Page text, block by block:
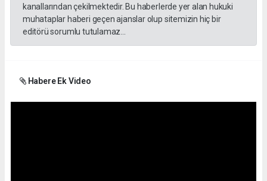
kanallarından çekilmektedir. Bu haberlerde yer alan hukuki
muhataplar haberi geçen ajanslar olup sitemizin hiç bir
editörü sorumlu tutulamaz...
Habere Ek Video